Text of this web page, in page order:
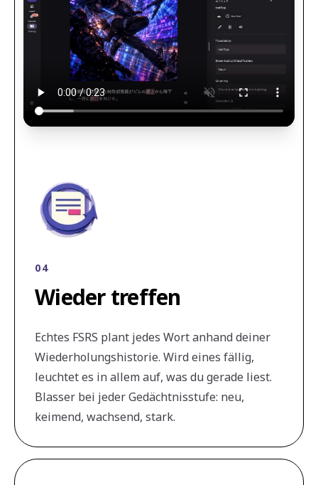
04
Wieder treffen
Echtes FSRS plant jedes Wort anhand deiner
Wiederholungshistorie. Wird eines fällig,
leuchtet es in allem auf, was du gerade liest.
Blasser bei jeder Gedächtnisstufe: neu,
keimend, wachsend, stark.